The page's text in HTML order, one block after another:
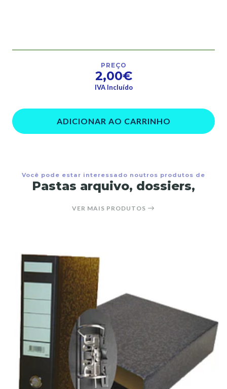
PREÇO
2,00€
IVA Incluído
ADICIONAR AO CARRINHO
Você pode estar interessado noutros produtos de
Pastas arquivo, dossiers,
VER MAIS PRODUTOS